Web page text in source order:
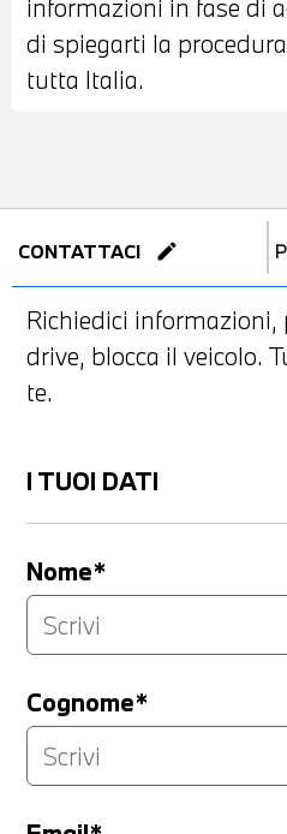
informazioni in fase di
di spiegarti la
tutta Italia.
CONTATTACI edit
Richiedici
drive, blocca il veicolo.
te.
I TUOI DATI
Nome*
Cognome*